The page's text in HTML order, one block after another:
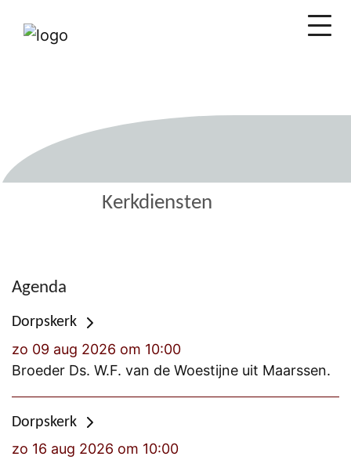
Kerkdiensten
Agenda
Dorpskerk
zo 09 aug 2026 om 10:00
Broeder Ds. W.F. van de Woestijne uit Maarssen.
Dorpskerk
zo 16 aug 2026 om 10:00